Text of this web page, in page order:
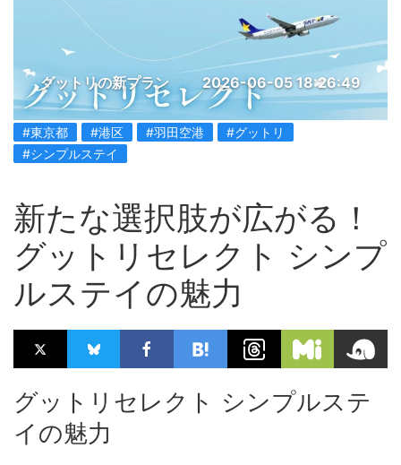
グットリの新プラン 2026-06-05 18:26:49
#東京都 #港区 #羽田空港
#グットリ
#シンプルステイ
新たな選択肢が広がる！
グットリセレクト シンプ
ルステイの魅力
グットリセレクト シンプルステ
イの魅力